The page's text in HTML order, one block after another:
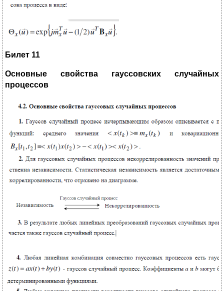
Билет 11
Основные свойства гауссовских случайных
процессов